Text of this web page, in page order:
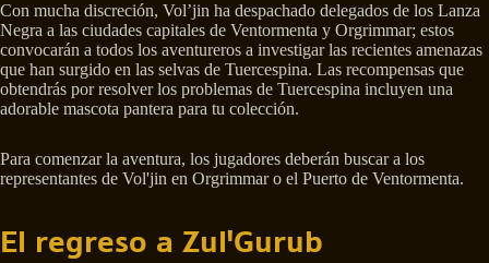
Con mucha discreción, Vol’jin ha despachado delegados de los Lanza
Negra a las ciudades capitales de Ventormenta y Orgrimmar; estos
convocarán a todos los aventureros a investigar las recientes amenazas
que han surgido en las selvas de Tuercespina. Las recompensas que
obtendrás por resolver los problemas de Tuercespina incluyen una
adorable mascota pantera para tu colección.
Para comenzar la aventura, los jugadores deberán buscar a los
representantes de Vol'jin en Orgrimmar o el Puerto de Ventormenta.
El regreso a Zul'Gurub